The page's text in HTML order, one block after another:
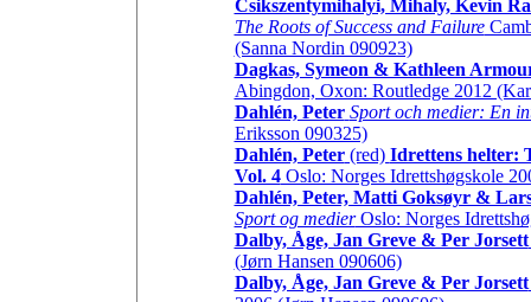
Csikszentymihalyi, Mihaly, Kevin
The Roots of Success and Failure
(Sanna Nordin 090923)
Dagkas, Symeon & Kathleen
Abingdon, Oxon: Routledge 2012
Dahlén, Peter Sport och medier: En
Eriksson 090325)
Dahlén, Peter(red) Idrettens helter:
Vol. 4Oslo: Norges Idrettshøgskole
Dahlén, Peter, Matti Goksøyr &
Sport og medierOslo: Norges
Dalby, Åge, Jan Greve & Per Jorsett
(Jørn Hansen 090606)
Dalby, Åge, Jan Greve & Per Jorsett